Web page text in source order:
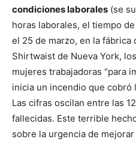
condiciones laborales (se
horas laborales, el tiempo
el 25 de marzo, en la fábrica
Shirtwaist de Nueva York,
mujeres trabajadoras “para
inicia un incendio que cobró
Las cifras oscilan entre las
fallecidas. Este terrible
sobre la urgencia de